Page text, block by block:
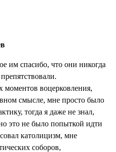
им спасибо, что они никогда
моментов воцерковления,
смысле, мне просто было
тогда я даже не знал,
это не было попыткой идти
католицизм, мне
соборов,